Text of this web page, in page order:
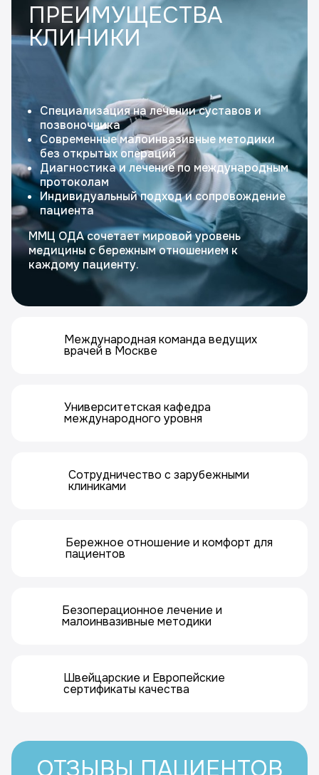
ПРЕИМУЩЕСТВА
КЛИНИКИ
Специализация на лечении суставов и
позвоночника
Современные малоинвазивные методики
без открытых операций
Диагностика и лечение по международным
протоколам
Индивидуальный подход и сопровождение
пациента
ММЦ ОДА сочетает мировой уровень
медицины с бережным отношением к
каждому пациенту.
Международная команда ведущих
врачей в Москве
Университетская кафедра
международного уровня
Сотрудничество с зарубежными
клиниками
Бережное отношение и комфорт для
пациентов
Безоперационное лечение и
малоинвазивные методики
Швейцарские и Европейские
сертификаты качества
ОТЗЫВЫ ПАЦИЕНТОВ